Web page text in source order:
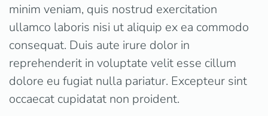
minim veniam, quis nostrud exercitation
ullamco laboris nisi ut aliquip ex ea commodo
consequat. Duis aute irure dolor in
reprehenderit in voluptate velit esse cillum
dolore eu fugiat nulla pariatur. Excepteur sint
occaecat cupidatat non proident.